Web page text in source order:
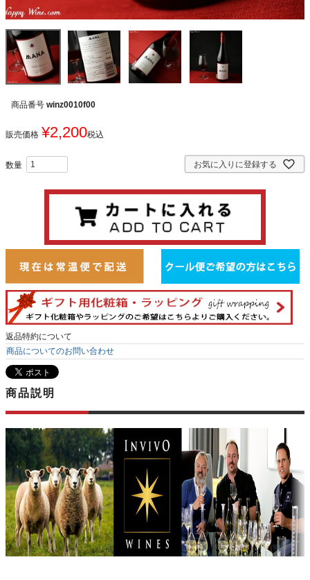
商品番号 winz0010f00
販売価格 ¥2,200税込
お気に入りに登録する
返品特約について
商品についてのお問い合わせ
商品説明